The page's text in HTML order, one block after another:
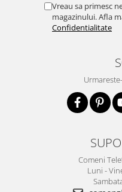
Vreau sa primesc
magazinului. Afla
Confidentialitate
Comeni
Luni -